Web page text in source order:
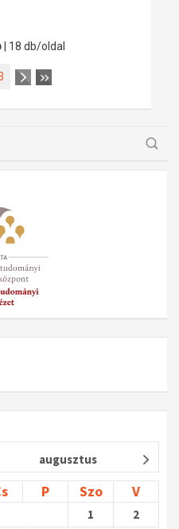
| 18 db/oldal
augusztus
P Szo V
1 2